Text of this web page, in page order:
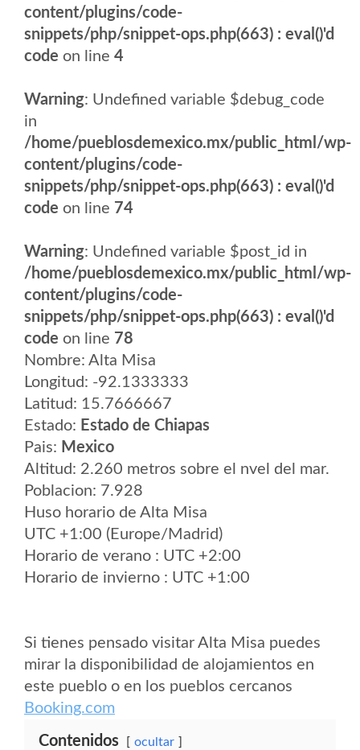
content/plugins/code-
snippets/php/snippet-ops.php(663) : eval()'d
code on line 4
Warning: Undefined variable $debug_code
in
/home/pueblosdemexico.mx/public_html/wp-
content/plugins/code-
snippets/php/snippet-ops.php(663) : eval()'d
code on line 74
Warning: Undefined variable $post_id in
/home/pueblosdemexico.mx/public_html/wp-
content/plugins/code-
snippets/php/snippet-ops.php(663) : eval()'d
code on line 78
Nombre: Alta Misa
Longitud: -92.1333333
Latitud: 15.7666667
Estado: Estado de Chiapas
Pais: Mexico
Altitud: 2.260 metros sobre el nvel del mar.
Poblacion: 7.928
Huso horario de Alta Misa
UTC +1:00 (Europe/Madrid)
Horario de verano : UTC +2:00
Horario de invierno : UTC +1:00
Si tienes pensado visitar Alta Misa puedes
mirar la disponibilidad de alojamientos en
este pueblo o en los pueblos cercanos
Booking.com
Contenidos ocultar